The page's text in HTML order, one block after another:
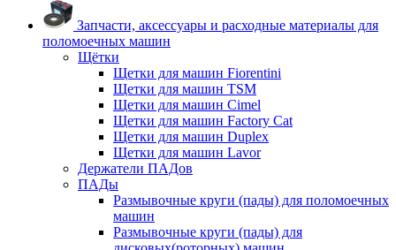
Запчасти, аксессуары и расходные материалы для
поломоечных машин
Щётки
Щетки для машин Fiorentini
Щетки для машин TSM
Щетки для машин Cimel
Щетки для машин Factory Cat
Щетки для машин Duplex
Щетки для машин Lavor
Держатели ПАДов
ПАДы
Размывочные круги (пады) для поломоечных
машин
Размывочные круги (пады) для